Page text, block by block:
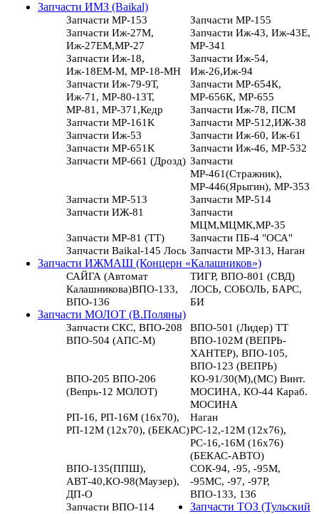
Запчасти ИМЗ (Baikal)
Запчасти МР-153
Запчасти МР-155
Запчасти Иж-27М,
Иж-27ЕМ,МР-27
Запчасти Иж-43, Иж-43Е,
МР-341
Запчасти Иж-18,
Иж-18ЕМ-М, МР-18-МН
Запчасти Иж-54,
Иж-26,Иж-94
Запчасти Иж-79-9Т,
Иж-71, МР-80-13Т,
МР-81, МР-371,Кедр
Запчасти МР-654К,
МР-656К, МР-655
Запчасти Иж-78, ПСМ
Запчасти МР-161К
Запчасти МР-512,ИЖ-38
Запчасти Иж-53
Запчасти Иж-60, Иж-61
Запчасти МР-651К
Запчасти Иж-46, МР-532
Запчасти МР-661 (Дрозд) Запчасти
МР-461(Стражник),
МР-446(Ярыгин), МР-353
Запчасти МР-513
Запчасти МР-514
Запчасти ИЖ-81
Запчасти
МЦМ,МЦМК,МР-35
Запчасти МР-81 (ТТ)
Запчасти ПБ-4 "ОСА"
Запчасти Baikal-145 Лось Запчасти МР-313, Наган
Запчасти ИЖМАШ (Концерн «Калашников»)
САЙГА (Автомат
Калашникова)ВПО-133,
ВПО-136
ТИГР, ВПО-801 (СВД)
ЛОСЬ, СОБОЛЬ, БАРС,
БИ
Запчасти МОЛОТ (В.Поляны)
Запчасти СКС, ВПО-208
ВПО-501 (Лидер) ТТ
ВПО-504 (АПС-М)
ВПО-102М (ВЕПРЬ-
ХАНТЕР), ВПО-105,
ВПО-123 (ВЕПРЬ)
ВПО-205 ВПО-206
(Вепрь-12 МОЛОТ)
КО-91/30(М),(МС) Винт.
МОСИНА, КО-44 Караб.
МОСИНА
РП-16, РП-16М (16х70),
РП-12М (12х70), (БЕКАС)
Наган
РС-12,-12М (12х76),
РС-16,-16М (16х76)
(БЕКАС-АВТО)
ВПО-135(ППШ),
АВТ-40,КО-98(Маузер),
ДП-О
СОК-94, -95, -95М,
-95МС, -97, -97Р,
ВПО-133, 136
Запчасти ВПО-114
Запчасти ТОЗ (Тульский